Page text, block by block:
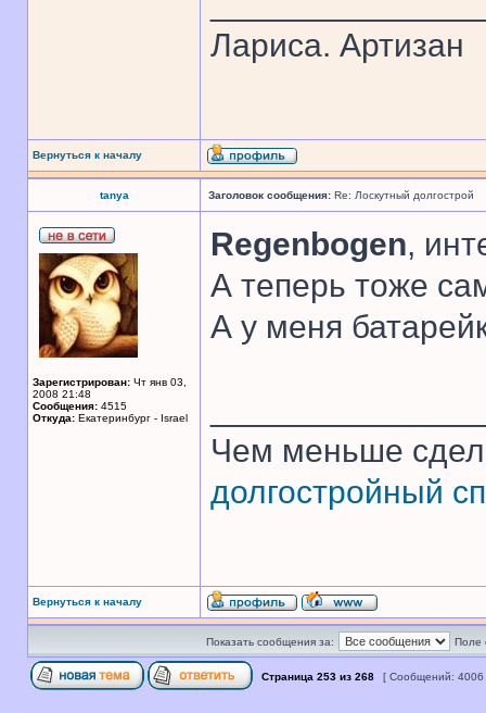
Лариса. Артизан
Вернуться к началу
tanya Заголовок сообщения: Re: Лоскутный долгострой
Зарегистрирован: Чт янв 03,
2008 21:48
Сообщения: 4515
Откуда: Екатеринбург - Israel
Regenbogen,
А теперь тоже
А у меня
Чем меньше
долгостройный
Вернуться к началу
Показать сообщения за: Поле
Страница 253 из 268 [ Сообщений: